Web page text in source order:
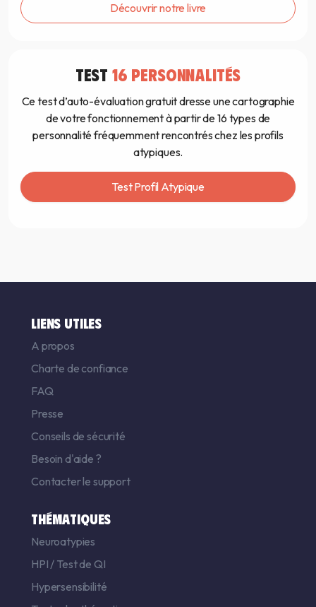
Découvrir notre livre
TEST 16 PERSONNALITÉS
Ce test d’auto-évaluation gratuit dresse une cartographie
de votre fonctionnement à partir de 16 types de
personnalité fréquemment rencontrés chez les profils
atypiques.
Test Profil Atypique
LIENS UTILES
A propos
Charte de confiance
FAQ
Presse
Conseils de sécurité
Besoin d'aide ?
Contacter le support
THÉMATIQUES
Neuroatypies
HPI / Test de QI
Hypersensibilité